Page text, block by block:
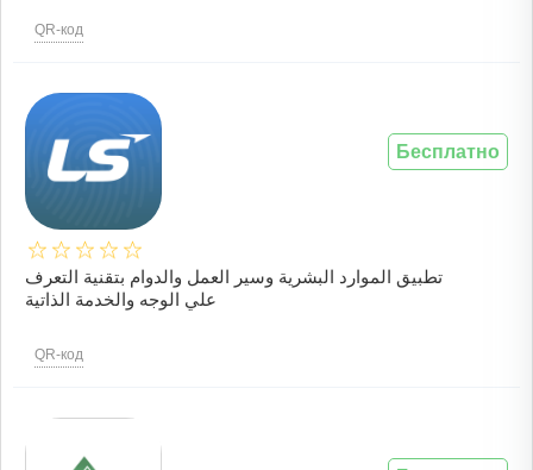
QR-код
تطبيق الموارد البشرية وسير العمل والدوام بتقنية التعرف
علي الوجه والخدمة الذاتية
QR-код
Бесплатно